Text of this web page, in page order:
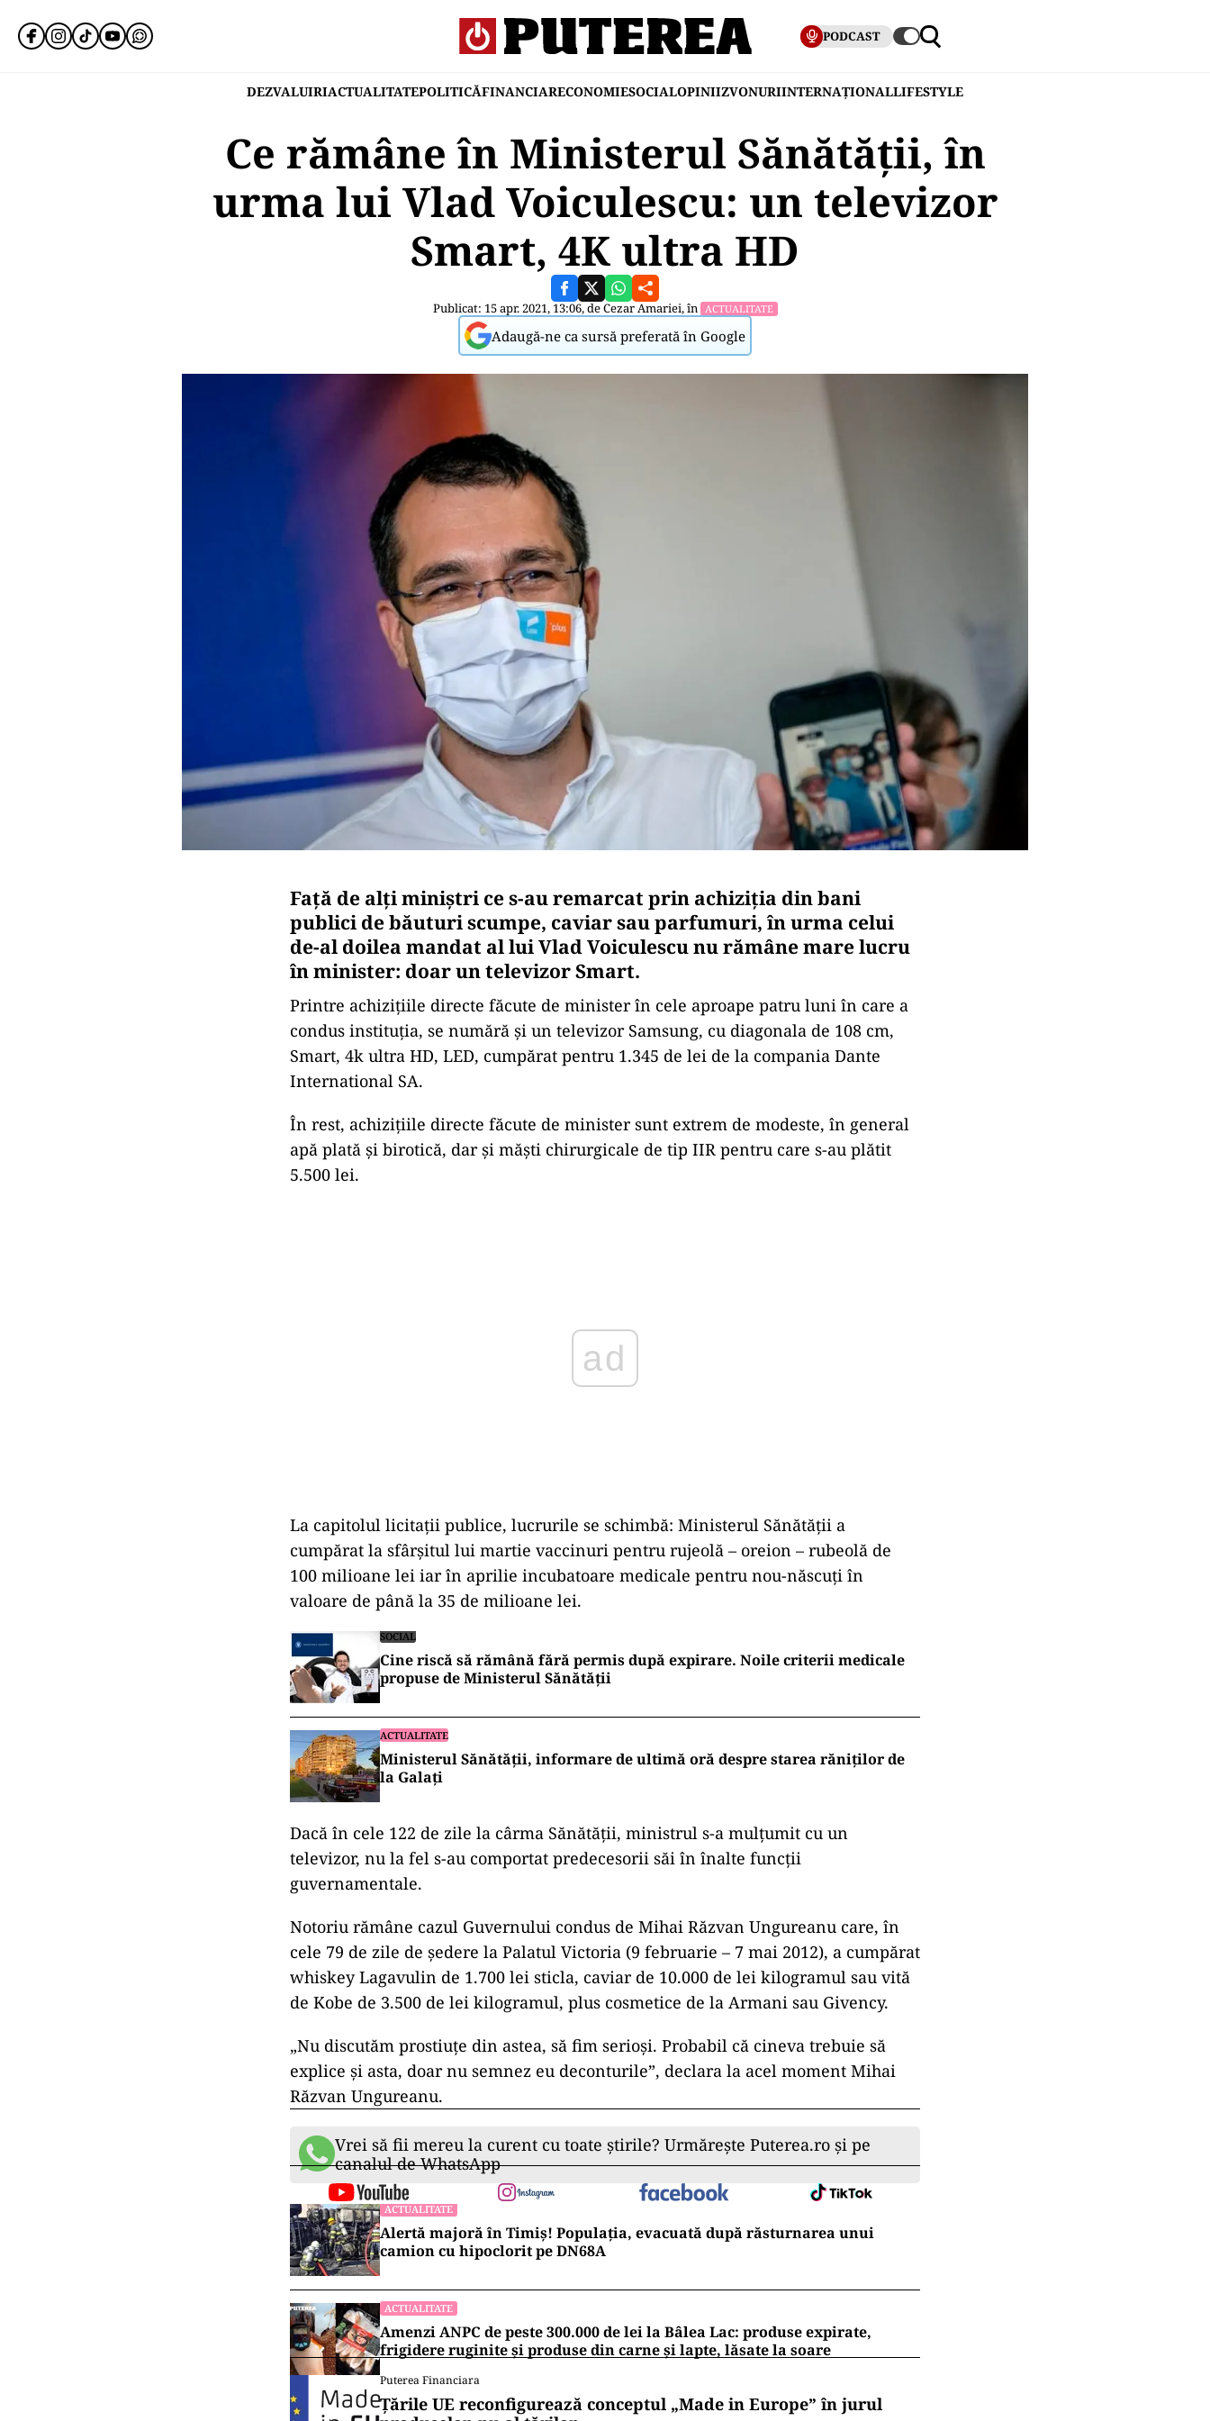
PODCAST
DEZVALUIRIACTUALITATEPOLITICĂFINANCIARECONOMIESOCIALOPINIIZVONURIINTERNAȚIONALLIFESTYLE
Ce rămâne în Ministerul Sănătății, în
urma lui Vlad Voiculescu: un televizor
Smart, 4K ultra HD
Publicat: 15 apr. 2021, 13:06, deCezar Amariei, în ACTUALITATE
Adaugă-ne ca sursă preferată în Google
Față de alți miniștri ce s-au remarcat prin achiziția din bani
publici de băuturi scumpe, caviar sau parfumuri, în urma celui
de-al doilea mandat al lui Vlad Voiculescu nu rămâne mare lucru
în minister: doar un televizor Smart.
Printre achizițiile directe făcute de minister în cele aproape patru luni în care a
condus instituția, se numără și un televizor Samsung, cu diagonala de 108 cm,
Smart, 4k ultra HD, LED, cumpărat pentru 1.345 de lei de la compania Dante
International SA.
În rest, achizițiile directe făcute de minister sunt extrem de modeste, în general
apă plată și birotică, dar și măști chirurgicale de tip IIR pentru care s-au plătit
5.500 lei.
La capitolul licitații publice, lucrurile se schimbă: Ministerul Sănătății a
cumpărat la sfârșitul lui martie vaccinuri pentru rujeolă – oreion – rubeolă de
100 milioane lei iar în aprilie incubatoare medicale pentru nou-născuți în
valoare de până la 35 de milioane lei.
SOCIAL
Cine riscă să rămână fără permis după expirare. Noile criterii medicale
propuse de Ministerul Sănătății
ACTUALITATE
Ministerul Sănătății, informare de ultimă oră despre starea răniților de
la Galați
Dacă în cele 122 de zile la cârma Sănătății, ministrul s-a mulțumit cu un
televizor, nu la fel s-au comportat predecesorii săi în înalte funcții
guvernamentale.
Notoriu rămâne cazul Guvernului condus de Mihai Răzvan Ungureanu care, în
cele 79 de zile de ședere la Palatul Victoria (9 februarie – 7 mai 2012), a cumpărat
whiskey Lagavulin de 1.700 lei sticla, caviar de 10.000 de lei kilogramul sau vită
de Kobe de 3.500 de lei kilogramul, plus cosmetice de la Armani sau Givency.
„Nu discutăm prostiuţe din astea, să fim serioşi. Probabil că cineva trebuie să
explice şi asta, doar nu semnez eu deconturile”, declara la acel moment Mihai
Răzvan Ungureanu.
Vrei să fii mereu la curent cu toate știrile? Urmărește Puterea.ro și pe
canalul de WhatsApp
ACTUALITATE
Alertă majoră în Timiș! Populația, evacuată după răsturnarea unui
camion cu hipoclorit pe DN68A
ACTUALITATE
Amenzi ANPC de peste 300.000 de lei la Bâlea Lac: produse expirate,
frigidere ruginite și produse din carne și lapte, lăsate la soare
Puterea Financiara
Țările UE reconfigurează conceptul „Made in Europe” în jurul